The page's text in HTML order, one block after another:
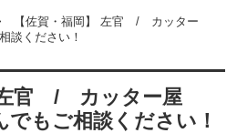
佐賀・福岡】 左官 / カッター
談ください！
左官 / カッター屋
でもご相談ください！